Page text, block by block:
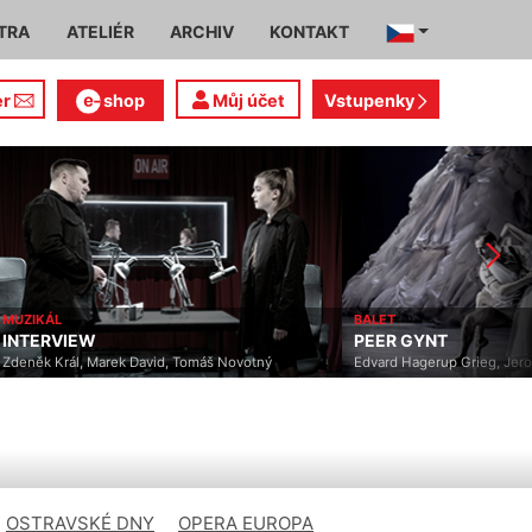
ATELIÉR ARCHIV KONTAKT
shop Můj účet Vstupenky
MUZIKÁL
INTERVIEW
Zdeněk Král, Marek David, Tomáš Novotný
BALET
PEER GYNT
Edvard Hagerup Grieg,
OSTRAVSKÉ DNY OPERA EUROPA